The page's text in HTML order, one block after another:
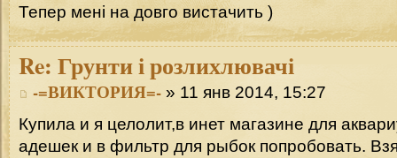
Тепер мені на довго вистачить )
Re: Грунти і розлихлювачі
-=ВИКТОРИЯ=- » 11 янв 2014, 15:27
Купила и я целолит,в инет магазине для
адешек и в фильтр для рыбок попробовать.